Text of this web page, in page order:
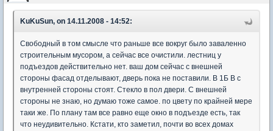
KuKuSun, on 14.11.2008 - 14:52:
Свободный в том смысле что раньше все вокруг было заваленно
строительным мусором, а сейчас все очистили. лестниц у
подъездов действительно нет. ваш дом сейчас с внешней
стороны фасад отделывают, дверь пока не поставили. В 1Б В с
внутренней стороны стоят. Стекло в пол двери. С внешней
стороны не знаю, но думаю тоже самое. по цвету по крайней мере
таки же. По плану там все равно еще окно в подъезде есть, так
что неудивительно. Кстати, кто заметил, почти во всех домах